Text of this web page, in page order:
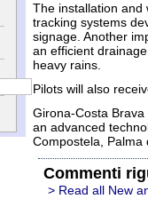
The installation and
tracking systems
signage. Another
an efficient
heavy rains.
Pilots will also
Girona-Costa
an advanced
Compostela, Palma
Commenti
> Read all New